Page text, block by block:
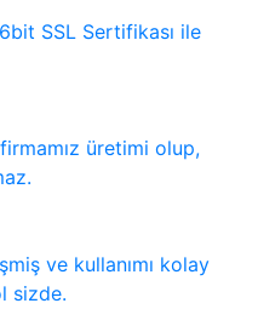
SSL Sertifikası ile
firmamız üretimi olup,
ve kullanımı kolay
sizde.